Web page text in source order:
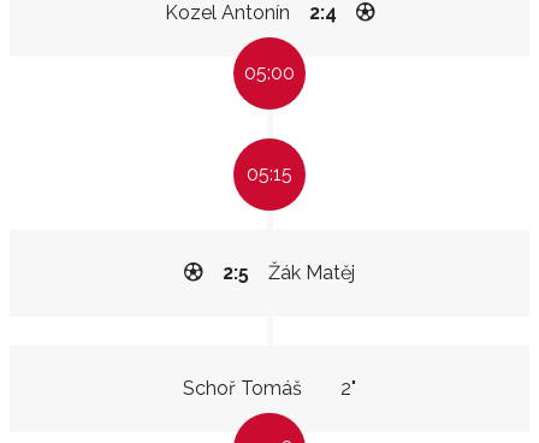
Kozel Antonín 2:4
05:00
05:15
Žák Matěj
2:5
Schoř Tomáš 2"